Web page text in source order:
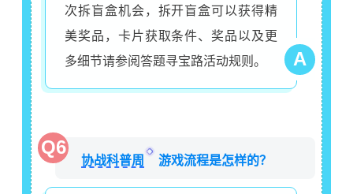
次拆盲盒机会，拆开盲盒可以获得精
美奖品，卡片获取条件、奖品以及更
多细节请参阅答题寻宝路活动规则。
A
Q6
协战科普周 游戏流程是怎样的？